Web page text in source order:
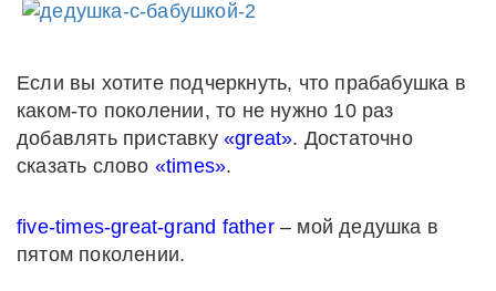
Если вы хотите подчеркнуть, что прабабушка в
каком-то поколении, то не нужно 10 раз
добавлять приставку «great». Достаточно
сказать слово «times».
five-times-great-grand father– мой дедушка в
пятом поколении.